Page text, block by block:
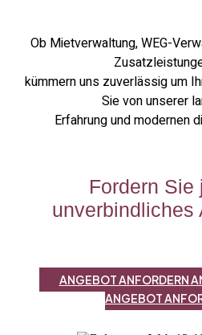
Ob Mietverwaltung, WEG-
kümmern uns zuverlässig um
Sie von unserer
Erfahrung und modernen
Fordern Sie
unverbindliches
ANGEBOT ANFORDERN
ANGEBOT